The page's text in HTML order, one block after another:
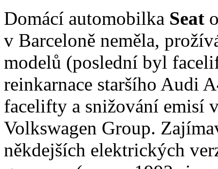
Domácí automobilka Seat
v Barceloně neměla,
modelů (poslední byl
reinkarnace staršího Audi
facelifty a snižování emisí
Volkswagen Group.
někdejších elektrických